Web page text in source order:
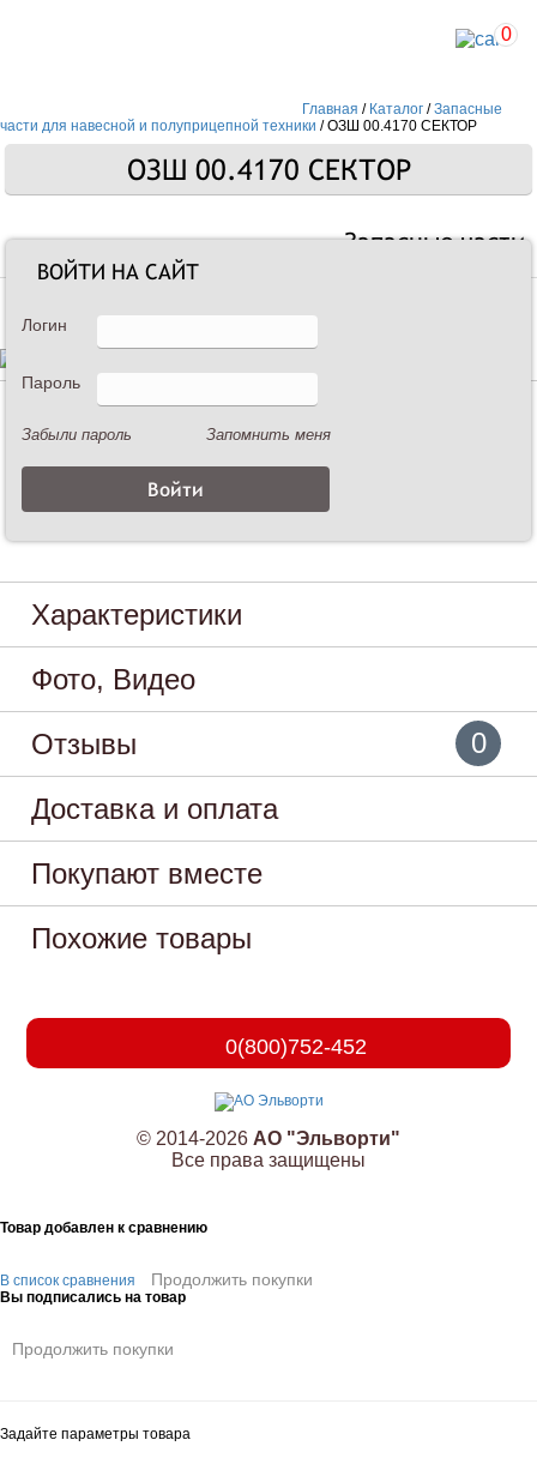
0
Главная / Каталог /Запасные
части для навесной и полуприцепной техники /ОЗШ 00.4170 СЕКТОР
ОЗШ 00.4170 СЕКТОР
Запасные части
Описание
ОЗШ 00.4170 СЕКТОР
Характеристики
Фото, Видео
Отзывы
0
Доставка и оплата
Покупают вместе
Похожие товары
0(800)752-452
© 2014-2026 АО "Эльворти"
Все права защищены
Товар добавлен к сравнению
В список сравнения Продолжить покупки
Вы подписались на товар
Продолжить покупки
Задайте параметры товара
ВОЙТИ НА САЙТ
Логин
Пароль
Забыли пароль Запомнить меня